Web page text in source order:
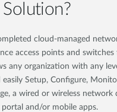
cloud-managed
access points and switches
any organization with any
Setup, Configure,
a wired or wireless network
and/or mobile apps.